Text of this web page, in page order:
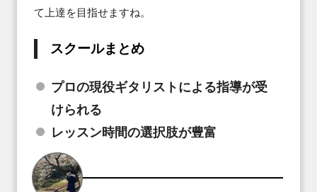
て上達を目指せますね。
スクールまとめ
プロの現役ギタリストによる指導が受
けられる
レッスン時間の選択肢が豊富